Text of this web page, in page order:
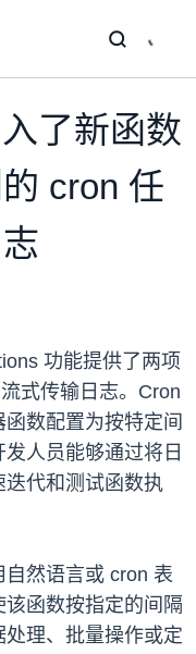
了新函数
cron 任
功能提供了两项
式传输日志。Cron
数配置为按特定间
人员能够通过将日
代和测试函数执
然语言或 cron 表
函数按指定的间隔
理、批量操作或定